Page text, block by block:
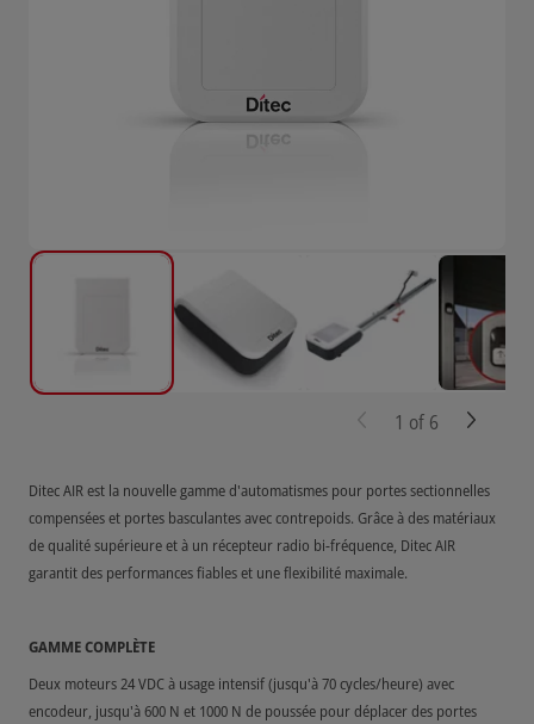
Ditec AIR est la nouvelle gamme d'automatismes pour portes sectionnelles
compensées et portes basculantes avec contrepoids. Grâce à des matériaux
de qualité supérieure et à un récepteur radio bi-fréquence, Ditec AIR
garantit des performances fiables et une flexibilité maximale.
GAMME COMPLÈTE
Deux moteurs 24 VDC à usage intensif (jusqu'à 70 cycles/heure) avec
encodeur, jusqu'à 600 N et 1000 N de poussée pour déplacer des portes
1 of 6